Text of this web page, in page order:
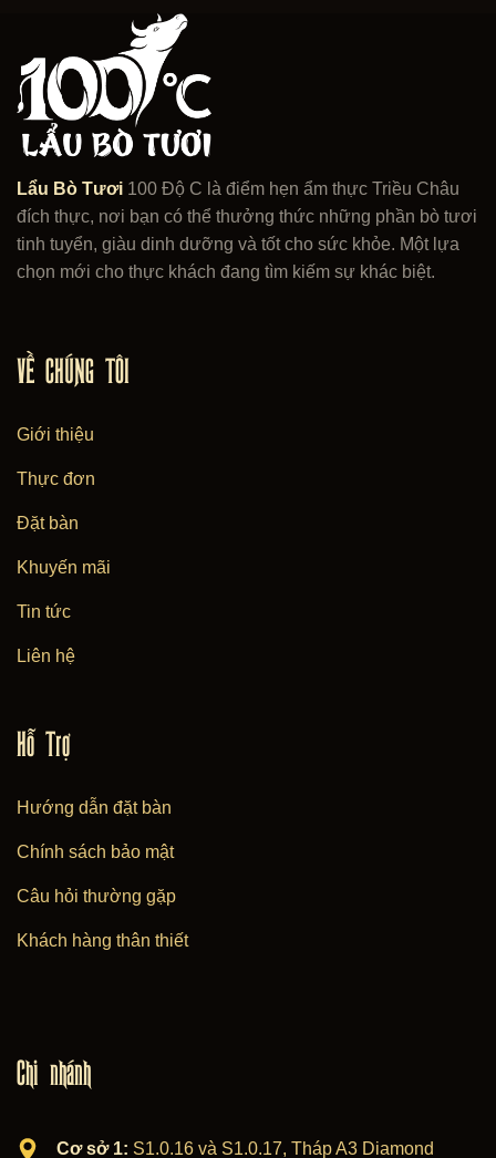
C
Lẩu Bò Tươi 100 Độ C là điểm hẹn ẩm thực Triều Châu
đích thực, nơi bạn có thể thưởng thức những phần bò tươi
tinh tuyển, giàu dinh dưỡng và tốt cho sức khỏe. Một lựa
chọn mới cho thực khách đang tìm kiếm sự khác biệt.
VỀ CHÚNG TÔI
Giới thiệu
Thực đơn
Đặt bàn
Khuyến mãi
Tin tức
Liên hệ
Hỗ Trợ
Hướng dẫn đặt bàn
Chính sách bảo mật
Câu hỏi thường gặp
Khách hàng thân thiết
Chi nhánh
Cơ sở 1: S1.0.16 và S1.0.17, Tháp A3 Diamond